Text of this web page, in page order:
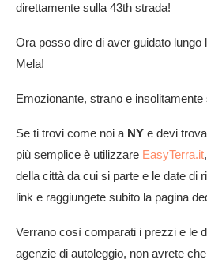
direttamente sulla 43th strada!
Ora posso dire di aver guidato lungo
Mela!
Emozionante, strano e insolitamente
Se ti trovi come noi a NY e devi
più semplice è utilizzare EasyTerra.it
della città da cui si parte e le date di
link e raggiungete subito la pagina
Verrano così comparati i prezzi e le
agenzie di autoleggio, non avrete